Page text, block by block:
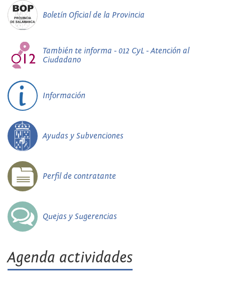
Boletín Oficial de la Provincia
También te informa - 012 CyL - Atención al
Ciudadano
Información
Ayudas y Subvenciones
Perfil de contratante
Quejas y Sugerencias
Agenda actividades